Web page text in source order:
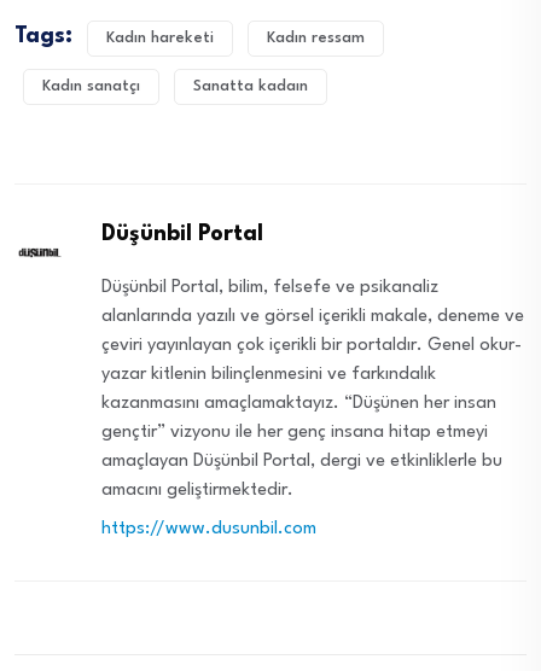
Tags: Kadın hareketi Kadın ressam
Kadın sanatçı Sanatta kadaın
Düşünbil Portal
Düşünbil Portal, bilim, felsefe ve psikanaliz
alanlarında yazılı ve görsel içerikli makale, deneme ve
çeviri yayınlayan çok içerikli bir portaldır. Genel okur-
yazar kitlenin bilinçlenmesini ve farkındalık
kazanmasını amaçlamaktayız. “Düşünen her insan
gençtir” vizyonu ile her genç insana hitap etmeyi
amaçlayan Düşünbil Portal, dergi ve etkinliklerle bu
amacını geliştirmektedir.
https://www.dusunbil.com